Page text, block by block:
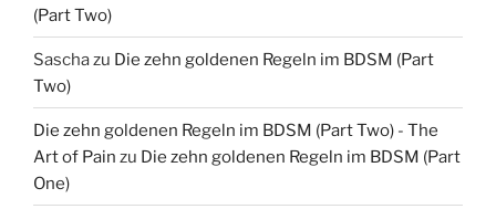
(Part Two)
Saschazu Die zehn goldenen Regeln im BDSM (Part
Two)
Die zehn goldenen Regeln im BDSM (Part Two) - The
Art of Pain zu Die zehn goldenen Regeln im BDSM (Part
One)